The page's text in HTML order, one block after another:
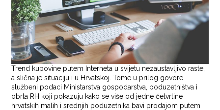
Trend kupovine putem Interneta u svijetu nezaustavljivo raste,
a slična je situaciju i u Hrvatskoj. Tome u prilog govore
službeni podaci Ministarstva gospodarstva, poduzetništva i
obrta RH koji pokazuju kako se više od jedne četvrtine
hrvatskih malih i srednjih poduzetnika bavi prodajom putem